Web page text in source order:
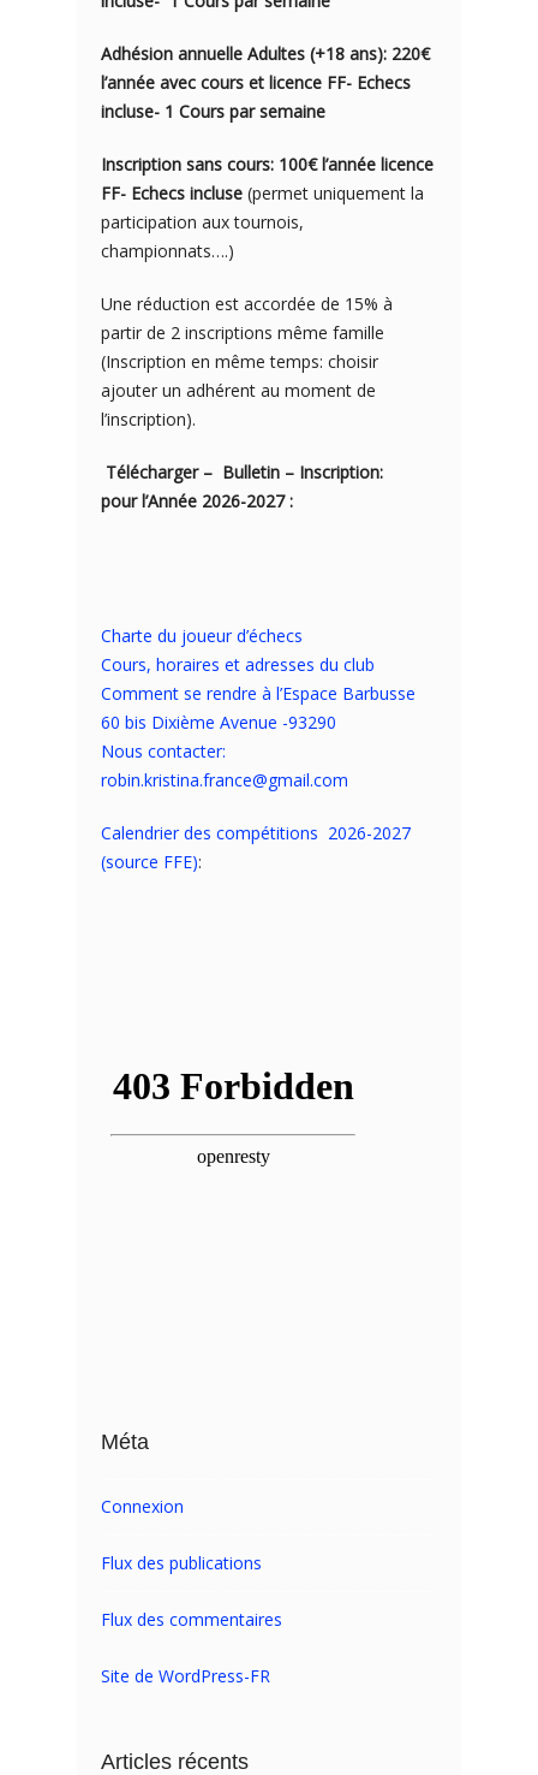
Adhésion annuelle Adultes (+18 ans): 220€
l’année avec cours et licence FF- Echecs
incluse- 1 Cours par semaine
Inscription sans cours: 100€ l’année licence
FF- Echecs incluse (permet uniquement la
participation aux tournois,
championnats….)
Une réduction est accordée de 15% à
partir de 2 inscriptions même famille
(Inscription en même temps: choisir
ajouter un adhérent au moment de
l’inscription).
Télécharger – Bulletin – Inscription:
pour l’Année 2026-2027 :
Charte du joueur d’échecs
Cours, horaires et adresses du club
Comment se rendre à l’Espace Barbusse
60 bis Dixième Avenue -93290
Nous contacter:
robin.kristina.france@gmail.com
Calendrier des compétitions 2026-2027
(source FFE):
Méta
Connexion
Flux des publications
Flux des commentaires
Site de WordPress-FR
Articles récents